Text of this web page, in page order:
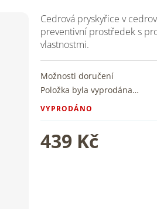
439 Kč
VYPRODÁNO
Možnosti doručení
Položka byla vyprodána…
Cedrová pryskyřice v
preventivní prostředek s
vlastnostmi.